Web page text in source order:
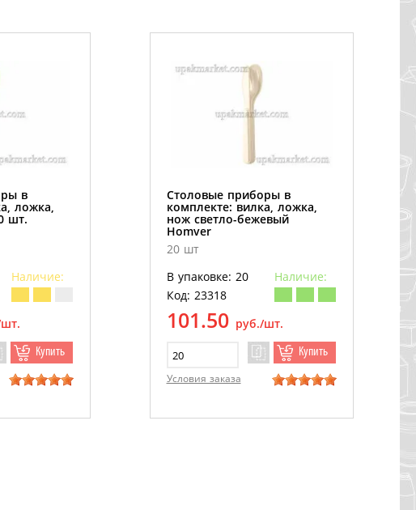
в
ложка,
шт.
Наличие:
Купить
Столовые приборы в
комплекте: вилка, ложка,
нож светло-бежевый
Homver
20 шт
В упаковке: 20
Наличие:
Код: 23318
101.50 руб./шт.
Купить
Условия заказа